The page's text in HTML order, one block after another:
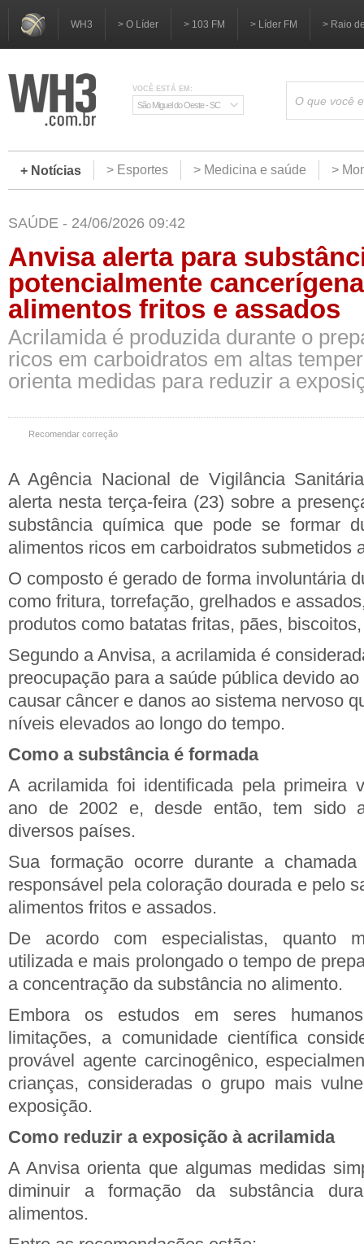
WH3 > O Líder > 103 FM > Líder FM > Raio
VOCÊ ESTÁ EM:
São Miguel do Oeste - SC
+ Notícias > Esportes > Medicina e saúde >
SAÚDE - 24/06/2026 09:42
Anvisa alerta para
potencialmente
alimentos fritos e assados
Acrilamida é produzida durante o
ricos em carboidratos em altas
orienta medidas para reduzir a
Recomendar correção
A Agência Nacional de Vigilância
alerta nesta terça-feira (23) sobre a
substância química que pode se formar
alimentos ricos em carboidratos submetidos
O composto é gerado de forma involuntária
como fritura, torrefação, grelhados e
produtos como batatas fritas, pães,
Segundo a Anvisa, a acrilamida é
preocupação para a saúde pública devido
causar câncer e danos ao sistema nervoso
níveis elevados ao longo do tempo.
Como a substância é formada
A acrilamida foi identificada pela primeira
ano de 2002 e, desde então, tem sido
diversos países.
Sua formação ocorre durante a
responsável pela coloração dourada e pelo
alimentos fritos e assados.
De acordo com especialistas, quanto
utilizada e mais prolongado o tempo de
a concentração da substância no alimento.
Embora os estudos em seres
limitações, a comunidade científica
provável agente carcinogênico,
crianças, consideradas o grupo mais
exposição.
Como reduzir a exposição à acrilamida
A Anvisa orienta que algumas medidas
diminuir a formação da substância
alimentos.